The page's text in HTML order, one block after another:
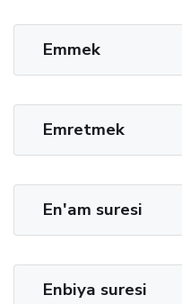
Emmek
Emretmek
En'am suresi
Enbiya suresi